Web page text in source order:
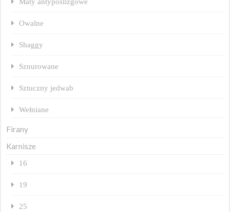
Owalne
Shaggy
Sznurowane
Sztuczny jedwab
Wełniane
Firany
Karnisze
16
19
25